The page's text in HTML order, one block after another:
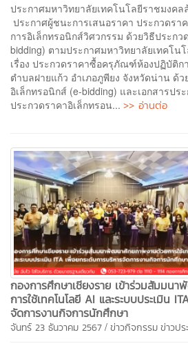
ประกาศมหาวิทยาลัยเทคโนโลยีราชมงคล
ประกาศผู้ชนะการเสนอราคา ประกวดร
การอิเล็กทรอนิกส์วิศวกรรม ด้วยวิธีประกว
bidding) ตามประกาศมหาวิทยาลัยเทคโ
เรื่อง ประกวดราคาซื้อครุภัณฑ์ห้องปฏิบัติก
ตำบลฝายแก้ว อำเภอภูพียง จังหวัดน่าน ด้
อิเล็กทรอนิกส์ (e-bidding) และเอกสารปร
ประกวดราคาอิเล็กทรอน... >> อ่านต่อ
กองการศึกษาเชียงราย เข้าร่วมสัมมน
การใช้เทคโนโลยี AI และระบบประเมิน
จัดการงานกิจการนักศึกษา
จันทร์ 23 ธันวาคม 2567 / ข่าวกิจกรรมข่าวป